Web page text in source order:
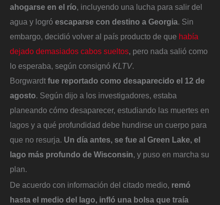
ahogarse en el río, incluyendo una lucha para salir del
agua y logró escaparse con destino a Georgia. Sin
embargo, decidió volver al país producto de que había
dejado demasiados cabos sueltos, pero nada salió como
lo esperaba, según consignó KLTV.
Borgwardt fue reportado como desaparecido el 12 de
agosto. Según dijo a los investigadores, estaba
planeando cómo desaparecer, estudiando las muertes en
lagos y a qué profundidad debe hundirse un cuerpo para
que no resurja. Un día antes, se fue al Green Lake, el
lago más profundo de Wisconsin, y puso en marcha su
plan.
De acuerdo con información del citado medio, remó
hasta el medio del lago, infló una bolsa que traía